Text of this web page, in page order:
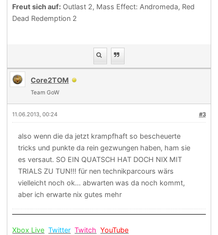
Freut sich auf: Outlast 2, Mass Effect: Andromeda, Red
Dead Redemption 2
Core2TOM
Team GoW
#3
11.06.2013, 00:24
also wenn die da jetzt krampfhaft so bescheuerte
tricks und punkte da rein gezwungen haben, ham sie
es versaut. SO EIN QUATSCH HAT DOCH NIX MIT
TRIALS ZU TUN!!! für nen technikparcours wärs
vielleicht noch ok... abwarten was da noch kommt,
aber ich erwarte nix gutes mehr
Xbox Live Twitter Twitch YouTube